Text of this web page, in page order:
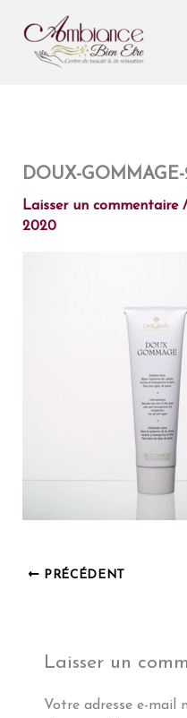
contenu
DOUX-GOMMAGE-
Laisser un commentaire
2020
PRÉCÉDENT
Laisser un
Votre adresse e-mail